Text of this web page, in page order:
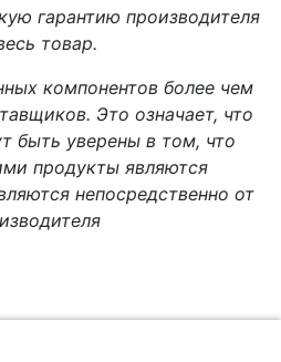
гарантию производителя
товар.
компонентов более чем
Это означает, что
быть уверены в том, что
продукты являются
непосредственно от